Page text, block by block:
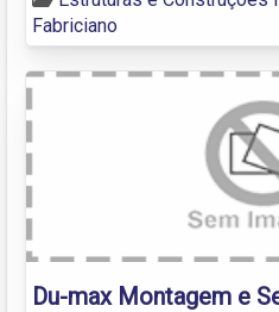
Fabriciano
Du-max Montagem e